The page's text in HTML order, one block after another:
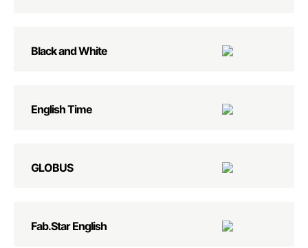
Black and White
English Time
GLOBUS
Fab.Star English